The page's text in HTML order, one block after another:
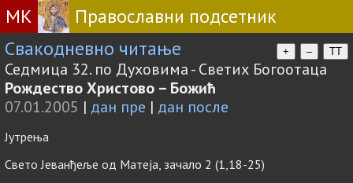
МК
Православни подсетник
Свакодневно читање
+ – TT
Седмица 32. по Духовима - Светих Богоотаца
Рождество Христово – Божић
07.01.2005 | дан пре | дан после
Јутрења
Свето Јеванђеље од Матеја, зачало 2 (1,18-25)